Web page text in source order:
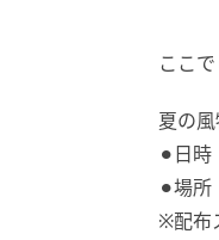
ここ
夏の
⚫︎日
⚫︎場
※配布